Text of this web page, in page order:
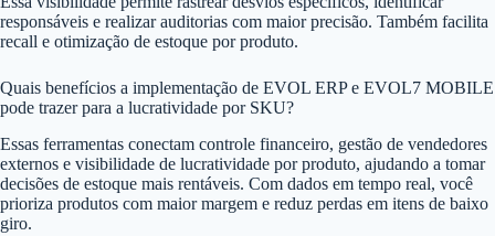
responsáveis e realizar auditorias com maior precisão. Também facilita
recall e otimização de estoque por produto.
Quais benefícios a implementação de EVOL ERP e EVOL7 MOBILE
pode trazer para a lucratividade por SKU?
Essas ferramentas conectam controle financeiro, gestão de vendedores
externos e visibilidade de lucratividade por produto, ajudando a tomar
decisões de estoque mais rentáveis. Com dados em tempo real, você
prioriza produtos com maior margem e reduz perdas em itens de baixo
giro.